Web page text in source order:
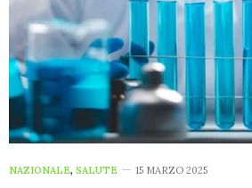
NAZIONALE, SALUTE 15 MARZO 2025